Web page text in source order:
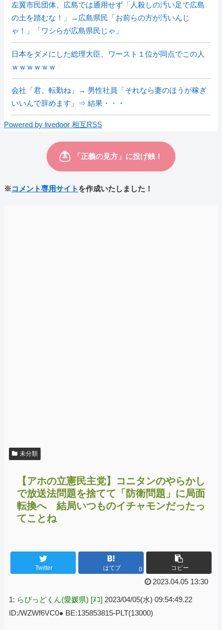
左翼市民団体、広島では通用せず「人殺しの汚い足で広島
の土を踏むな！」→広島県民「お前らの方が汚いんじ
ゃ！」「ワシらが広島県民じゃ」
日本をダメにした総理大臣、ワースト１位が同点でこの人
ｗｗｗｗｗｗ
会社「君、転勤ね」→ 男性社員「それなら妻のほうが稼ぎ
いいんで辞めます」⇒ 結果・・・
Powered by livedoor 相互RSS
※コメント専用サイト を作成いたしました！
未分類
【アホの立憲民主党】コニタンのやらかし
で放送法問題を捨てて「防衛問題」に局面
転換へ 結局いつものイチャモンだったっ
てことね
Twitter はてブ 0 コピー
2023.04.05 13:30
1: らぴっどくん(愛媛県) [ﾇｺ] 2023/04/05(水) 09:54:49.22
ID:/WZWf6VC0● BE:135853815-PLT(13000)